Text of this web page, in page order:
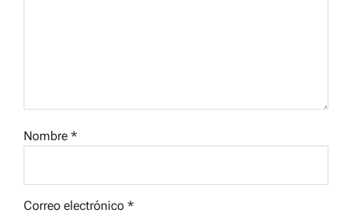
Nombre *
Correo electrónico *